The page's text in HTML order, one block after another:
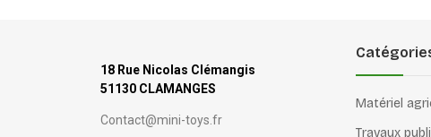
18 Rue Nicolas Clémangis
51130 CLAMANGES
Contact@mini-toys.fr
Matériel
Travaux